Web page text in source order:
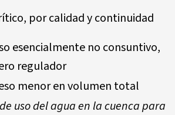
por calidad y continuidad
esencialmente no consuntivo,
regulador
menor en volumen total
uso del agua en la cuenca para